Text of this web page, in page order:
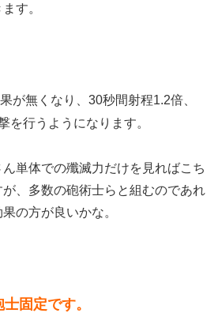
す。
が無くなり、30秒間射程1.2倍、
を行うようになります。
単体での殲滅力だけを見ればこち
、多数の砲術士らと組むのであれ
の方が良いかな。
固定です。